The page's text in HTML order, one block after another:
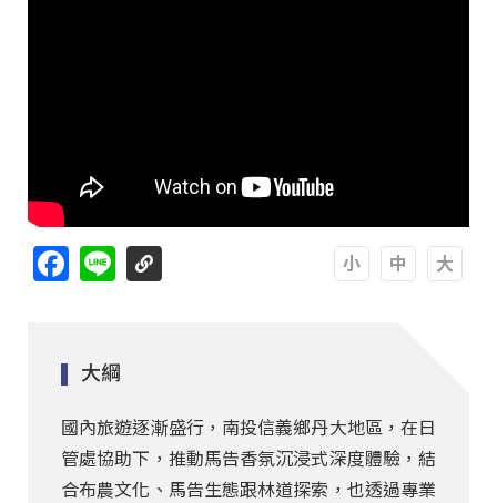
Facebook
Line
大綱
國內旅遊逐漸盛行，南投信義鄉丹大地區，在日
管處協助下，推動馬告香氛沉浸式深度體驗，結
合布農文化、馬告生態跟林道探索，也透過專業